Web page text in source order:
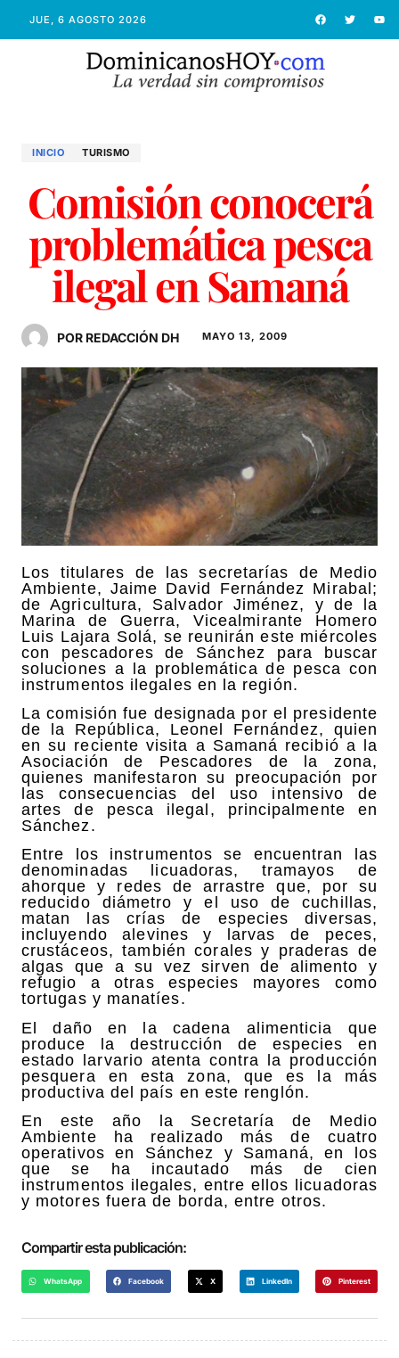
JUE, 6 AGOSTO 2026
INICIO TURISMO
Comisión conocerá
problemática pesca
ilegal en Samaná
POR REDACCIÓN DH MAYO 13, 2009
Los titulares de las secretarías de Medio
Ambiente, Jaime David Fernández Mirabal;
de Agricultura, Salvador Jiménez, y de la
Marina de Guerra, Vicealmirante Homero
Luis Lajara Solá, se reunirán este miércoles
con pescadores de Sánchez para buscar
soluciones a la problemática de pesca con
instrumentos ilegales en la región.
La comisión fue designada por el presidente
de la República, Leonel Fernández, quien
en su reciente visita a Samaná recibió a la
Asociación de Pescadores de la zona,
quienes manifestaron su preocupación por
las consecuencias del uso intensivo de
artes de pesca ilegal, principalmente en
Sánchez.
Entre los instrumentos se encuentran las
denominadas licuadoras, tramayos de
ahorque y redes de arrastre que, por su
reducido diámetro y el uso de cuchillas,
matan las crías de especies diversas,
incluyendo alevines y larvas de peces,
crustáceos, también corales y praderas de
algas que a su vez sirven de alimento y
refugio a otras especies mayores como
tortugas y manatíes.
El daño en la cadena alimenticia que
produce la destrucción de especies en
estado larvario atenta contra la producción
pesquera en esta zona, que es la más
productiva del país en este renglón.
En este año la Secretaría de Medio
Ambiente ha realizado más de cuatro
operativos en Sánchez y Samaná, en los
que se ha incautado más de cien
instrumentos ilegales, entre ellos licuadoras
y motores fuera de borda, entre otros.
Compartir esta publicación:
WhatsApp Facebook X LinkedIn Pinterest